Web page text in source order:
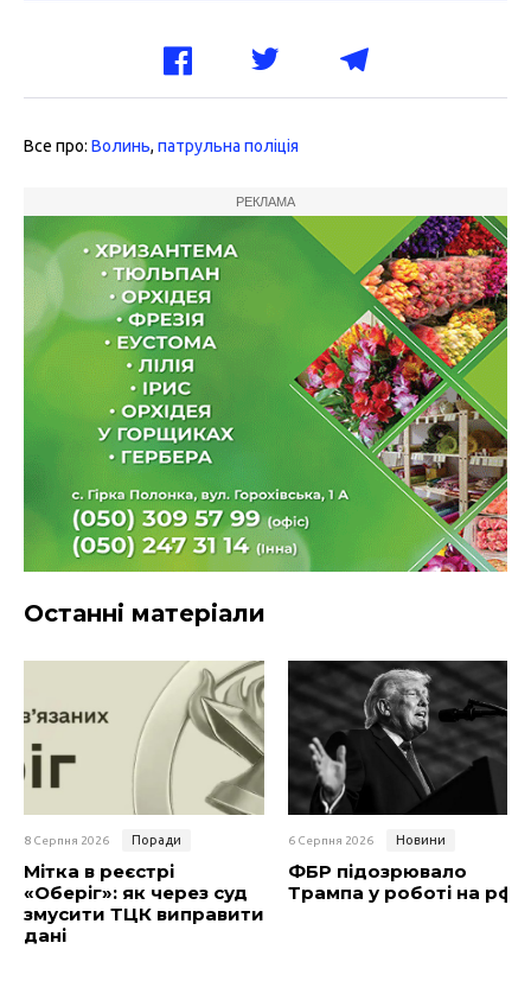
Все про: Волинь, патрульна поліція
РЕКЛАМА
Останні матеріали
8 Серпня 2026 Поради
Мітка в реєстрі
«Оберіг»: як через суд
змусити ТЦК виправити
дані
6 Серпня 2026 Новини
ФБР підозрювало
Трампа у роботі на рф